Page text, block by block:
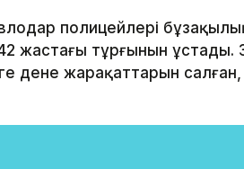
полицейлері
жастағы тұрғынын ұстады.
дене жарақаттарын